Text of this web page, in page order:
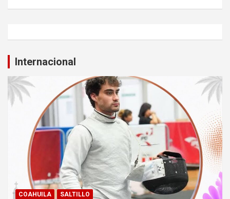
Internacional
COAHUILA SALTILLO